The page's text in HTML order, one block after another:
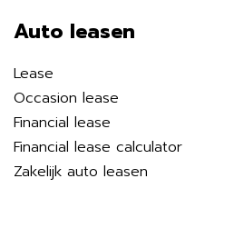
Auto leasen
Lease
Occasion lease
Financial lease
Financial lease calculator
Zakelijk auto leasen